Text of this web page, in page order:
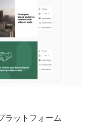
ラットフォーム